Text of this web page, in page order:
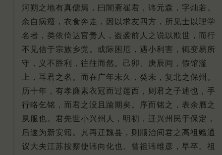
河朔之地有真儒焉，曰闇斋崔君，讳元森，字灿若。
余自病癈，衣食奔走，因以求友四方，所见士以理学
名者，类依倚达官贵人，盗袭前人之说以欺世，而行
不见信于宗族乡党。或际困厄，遇小利害，辄变易所
守，义不胜利，往往而然。己卯、庚辰间，假馆滏
上，耳君之名。而在广年未久，癸未，复北之保州。
历十年，有孝廉素衣冠而过莲西，则君之子述也，手
行略乞铭，而君之没且踰期矣。序而铭之，表余膺之
夙服也。君先世小兴州人，明初，迁兴州民于保定，
后遂为新安籍。其再迁魏县，则顺治间君之高祖赠通
议大夫江苏按察使讳向化也。曾祖讳维彦，早卒。祖